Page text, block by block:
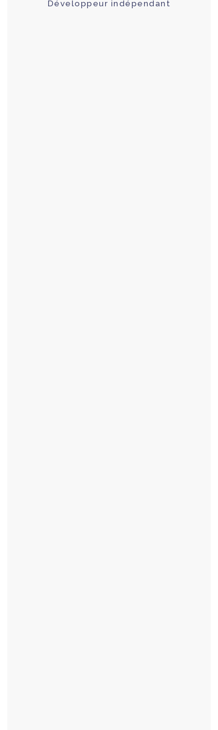
Développeur indépendant